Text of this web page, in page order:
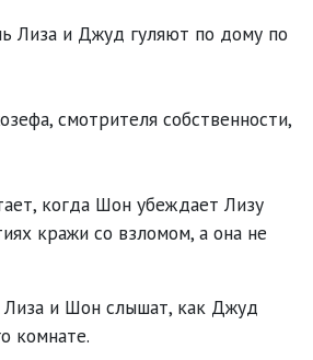
Лиза и Джуд гуляют по дому по
смотрителя собственности,
когда Шон убеждает Лизу
кражи со взломом, а она не
и Шон слышат, как Джуд
комнате.